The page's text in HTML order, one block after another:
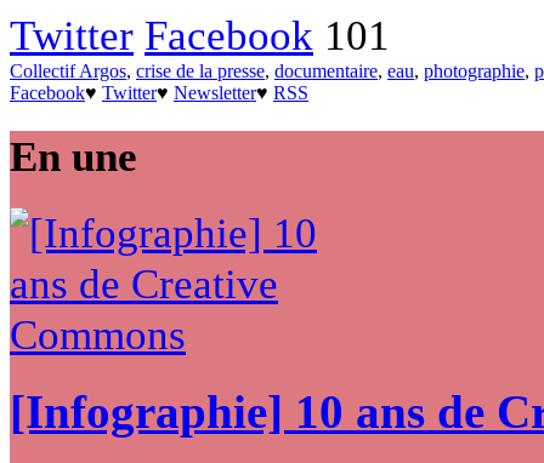
Twitter Facebook 101
Collectif Argos, crise de la presse, documentaire, eau, photographie,
Facebook♥ Twitter♥ Newsletter♥ RSS
En une
[Infographie] 10 ans de